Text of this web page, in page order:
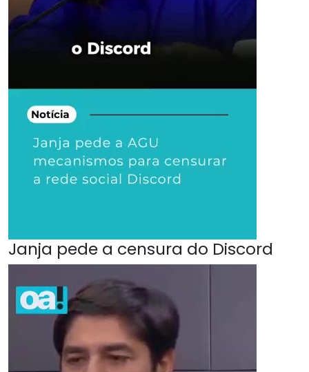
Janja pede a censura do Discord